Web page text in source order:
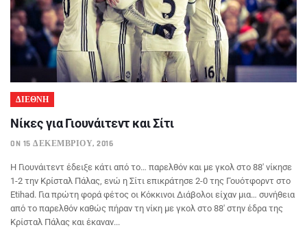
ΔΙΕΘΝΗ
Νίκες για Γιουνάιτεντ και Σίτι
ON 15 ΔΕΚΕΜΒΡΊΟΥ, 2016
Η Γιουνάιτεντ έδειξε κάτι από το… παρελθόν και με γκολ στο 88′ νίκησε
1-2 την Κρίσταλ Πάλας, ενώ η Σίτι επικράτησε 2-0 της Γουότφορντ στο
Etihad. Για πρώτη φορά φέτος οι Κόκκινοι Διάβολοι είχαν μια… συνήθεια
από το παρελθόν καθώς πήραν τη νίκη με γκολ στο 88′ στην έδρα της
Κρίσταλ Πάλας και έκαναν...